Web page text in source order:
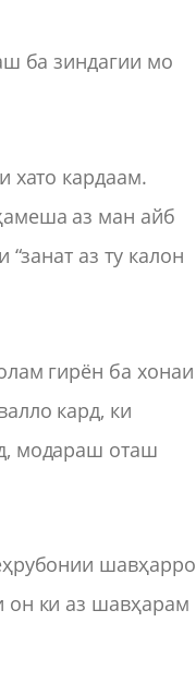
ба зиндагии мо
хато кардаам.
аз ман айб
аз ту калон
гирён ба хонаи
кард, ки
модараш оташ
шавҳарро
он ки аз шавҳарам